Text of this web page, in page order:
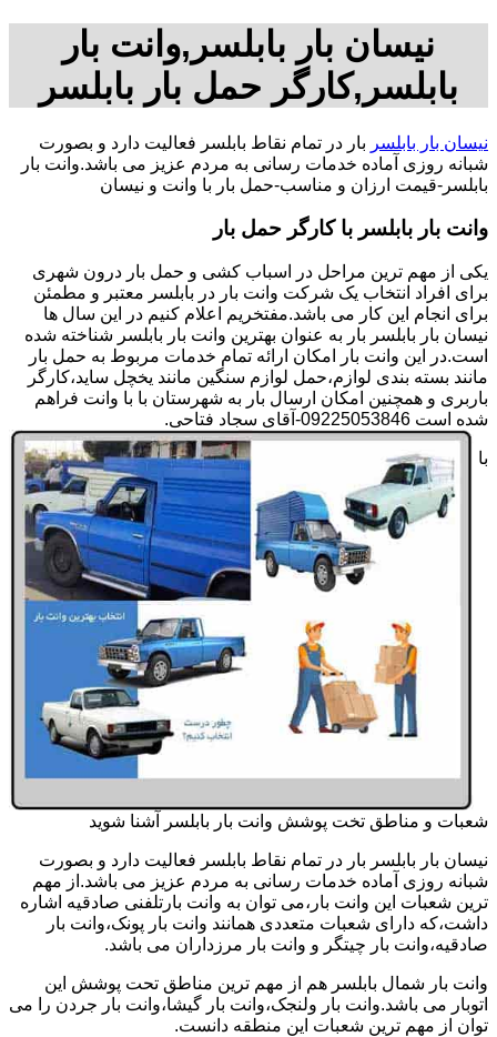
نیسان بار بابلسر,وانت بار
بابلسر,کارگر حمل بار بابلسر
نیسان بار بابلسر بار در تمام نقاط بابلسر فعالیت دارد و بصورت
شبانه روزی آماده خدمات رسانی به مردم عزیز می باشد.وانت بار
بابلسر-قیمت ارزان و مناسب-حمل بار با وانت و نیسان
وانت بار بابلسر با کارگر حمل بار
یکی از مهم ترین مراحل در اسباب کشی و حمل بار درون شهری
برای افراد انتخاب یک شرکت وانت بار در بابلسر معتبر و مطمئن
برای انجام این کار می باشد.مفتخریم اعلام کنیم در این سال ها
نیسان بار بابلسر بار به عنوان بهترین وانت بار بابلسر شناخته شده
است.در این وانت بار امکان ارائه تمام خدمات مربوط به حمل بار
مانند بسته بندی لوازم،حمل لوازم سنگین مانند یخچل ساید،کارگر
باربری و همچنین امکان ارسال بار به شهرستان با با وانت فراهم
شده است 09225053846-آقای سجاد فتاحی.
با
شعبات و مناطق تخت پوشش وانت بار بابلسر آشنا شوید
نیسان بار بابلسر بار در تمام نقاط بابلسر فعالیت دارد و بصورت
شبانه روزی آماده خدمات رسانی به مردم عزیز می باشد.از مهم
ترین شعبات این وانت بار،می توان به وانت بارتلفنی صادقیه اشاره
داشت،که دارای شعبات متعددی همانند وانت بار پونک،وانت بار
صادقیه،وانت بار چیتگر و وانت بار مرزداران می باشد.
وانت بار شمال بابلسر هم از مهم ترین مناطق تحت پوشش این
اتوبار می باشد.وانت بار ولنجک،وانت بار گیشا،وانت بار جردن را می
توان از مهم ترین شعبات این منطقه دانست.